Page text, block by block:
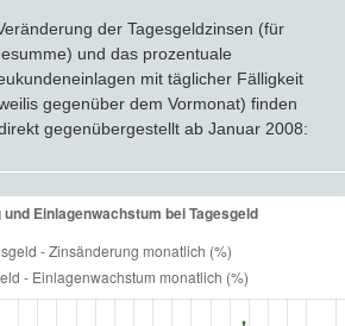
der Tagesgeldzinsen (für
und das prozentuale
mit täglicher Fälligkeit
gegenüber dem Vormonat) finden
gegenübergestellt ab Januar 2008: